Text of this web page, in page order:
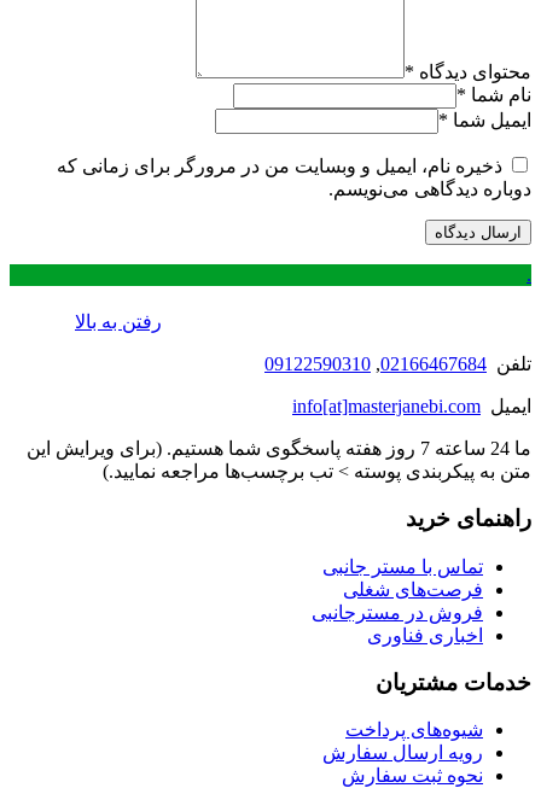
محتوای دیدگاه *
نام شما *
ایمیل شما *
ذخیره نام، ایمیل و وبسایت من در مرورگر برای زمانی که
دوباره دیدگاهی می‌نویسم.
.
رفتن به بالا
تلفن 02166467684
,
09122590310
ایمیل info[at]masterjanebi.com
ما 24 ساعته 7 روز هفته پاسخگوی شما هستیم. (برای ویرایش این
متن به پیکربندی پوسته > تب برچسب‌ها مراجعه نمایید.)
راهنمای خرید
تماس با مستر جانبی
فرصت‌های شغلی
فروش در مسترجانبی
اخباری فناوری
خدمات مشتریان
شیوه‌های پرداخت
رویه ارسال سفارش
نحوه ثبت سفارش